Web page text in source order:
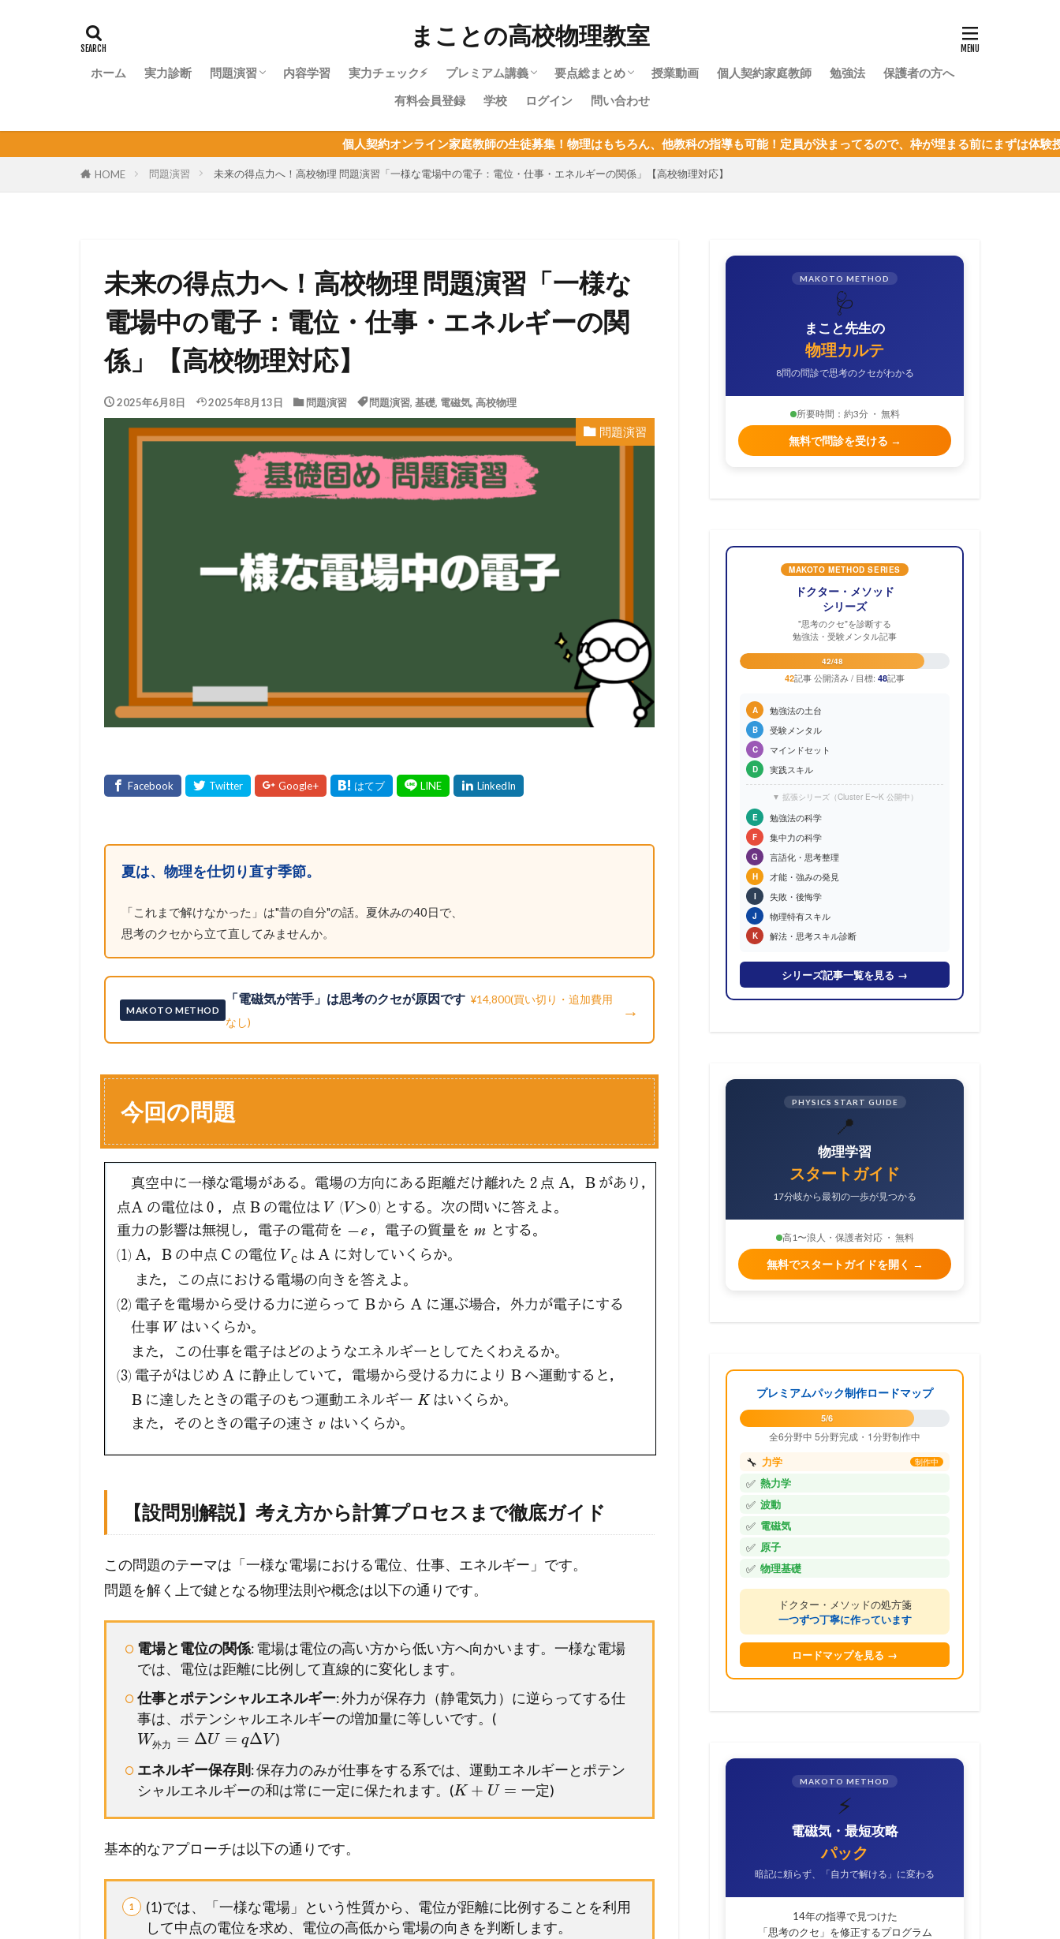
まことの高校物理教室
ホーム 実力診断 問題演習 内容学習 実力チェック⚡ プレミアム講義
物理やり直しガイド｜高校物理を受験に
使うあなたへ
物理基礎・最短攻略パック紹介
目次：物理基礎
力学・最短攻略パック紹介
目次：力学
熱力学・最短攻略パック紹介
目次：熱力学
波動・最短攻略パック紹介
目次：波動
電磁気・最短攻略パック紹介
目次：電磁気
原子・最短攻略パック紹介
目次：原子
要点総まとめ
物理基礎まとめ
授業動画 個人契約家庭教師 勉強法
保護者の方へ
有料会員登録
学校 ログイン 問い合わせ
個人契約オンライン家庭教師の生徒募集！物理はもちろん、他教科の指導も可能！定員が決まってるので、枠が埋まる前にまずは体験授業を！
HOME 問題演習 未来の得点力へ！高校物理 問題演習「一様な電場中の電子：電位・仕事・エネルギーの関係」【高校物理対応】
未来の得点力へ！高校物理 問題演習「一様な
電場中の電子：電位・仕事・エネルギーの関
係」【高校物理対応】
2025年6月8日 2025年8月13日 問題演習 問題演習, 基礎, 電磁気, 高校物理
問題演習
夏は、物理を仕切り直す季節。
「これまで解けなかった」は"昔の自分"の話。夏休みの40日で、
思考のクセから立て直してみませんか。
MAKOTO METHOD
「電磁気が苦手」は思考のクセが原因です ¥14,800(買い切り・追加費用
なし)
→
今回の問題
【設問別解説】考え方から計算プロセスまで徹底ガイド
この問題のテーマは「一様な電場における電位、仕事、エネルギー」です。
問題を解く上で鍵となる物理法則や概念は以下の通りです。
電場と電位の関係: 電場は電位の高い方から低い方へ向かいます。一様な電場
では、電位は距離に比例して直線的に変化します。
仕事とポテンシャルエネルギー: 外力が保存力（静電気力）に逆らってする仕
事は、ポテンシャルエネルギーの増加量に等しいです。(
W外力 = ΔU = qΔ V )
エネルギー保存則 : 保存力のみが仕事をする系では、運動エネルギーとポテン
シャルエネルギーの和は常に一定に保たれます。(K + U = 一定)
基本的なアプローチは以下の通りです。
(1)では、「一様な電場」という性質から、電位が距離に比例することを利用
して中点の電位を求め、電位の高低から電場の向きを判断します。
MAKOTO METHOD
🩺
まこと先生の
物理カルテ
8問の問診で思考のクセがわかる
所要時間：約3分 ・ 無料
無料で問診を受ける →
MAKOTO METHOD SERIES
ドクター・メソッド
シリーズ
"思考のクセ"を診断する
勉強法・受験メンタル記事
42/48
42記事 公開済み / 目標: 48記事
A 勉強法の土台
B 受験メンタル
C マインドセット
D 実践スキル
▼ 拡張シリーズ（Cluster E〜K 公開中）
E
勉強法の科学
F 集中力の科学
G 言語化・思考整理
H 才能・強みの発見
I 失敗・後悔学
J 物理特有スキル
K 解法・思考スキル診断
シリーズ記事一覧を見る →
PHYSICS START GUIDE
📍
物理学習
スタートガイド
17分岐から最初の一歩が見つかる
高1〜浪人・保護者対応 ・ 無料
無料でスタートガイドを開く →
プレミアムパック制作ロードマップ
5/6
全6分野中 5分野完成・1分野制作中
🔧 力学 制作中
✅ 熱力学
✅ 波動
✅ 電磁気
✅ 原子
✅ 物理基礎
ドクター・メソッドの処方箋
一つずつ丁寧に作っています
ロードマップを見る →
MAKOTO METHOD
⚡
電磁気・最短攻略
パック
暗記に頼らず、「自力で解ける」に変わる
14年の指導で見つけた
「思考のクセ」を修正するプログラム